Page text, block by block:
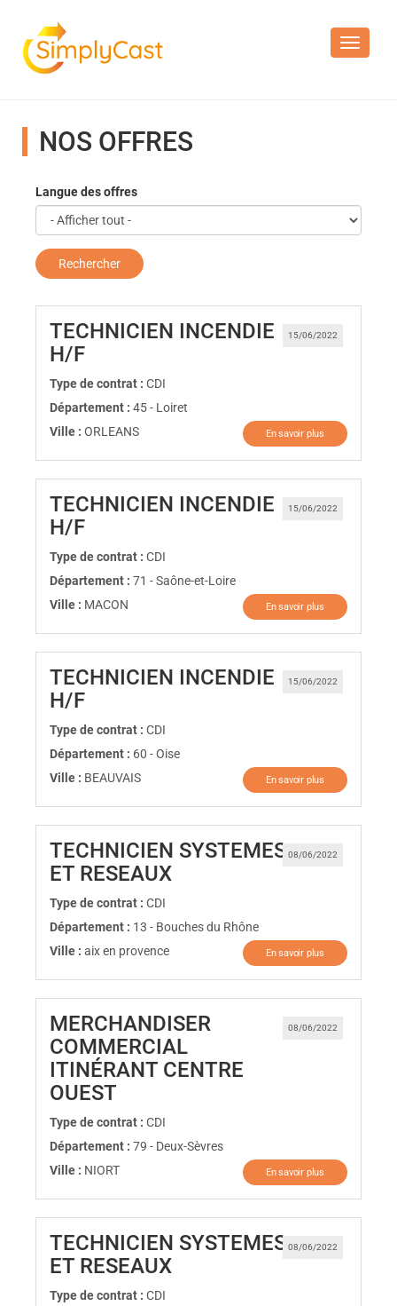
Toggle
NOS OFFRES
Langue des offres
Rechercher
15/06/2022
TECHNICIEN INCENDIE
H/F(Nouvelle fenêtre)
Type de contrat : CDI
Département : 45 - Loiret
Ville : ORLEANS En savoir plus
15/06/2022
TECHNICIEN INCENDIE
H/F(Nouvelle fenêtre)
Type de contrat : CDI
Département : 71 - Saône-et-Loire
Ville : MACON En savoir plus
15/06/2022
TECHNICIEN INCENDIE
H/F(Nouvelle fenêtre)
Type de contrat : CDI
Département : 60 - Oise
Ville : BEAUVAIS En savoir plus
08/06/2022
TECHNICIEN SYSTEMES
ET RESEAUX(Nouvelle fenêtre)
Type de contrat : CDI
Département : 13 - Bouches du Rhône
Ville : aix en provence En savoir plus
08/06/2022
MERCHANDISER
COMMERCIAL
ITINÉRANT CENTRE
OUEST
Type de contrat : CDI
Département : 79 - Deux-Sèvres
Ville : NIORT En savoir plus
08/06/2022
TECHNICIEN SYSTEMES
ET RESEAUX(Nouvelle fenêtre)
Type de contrat : CDI